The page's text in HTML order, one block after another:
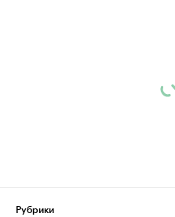
Рубрики